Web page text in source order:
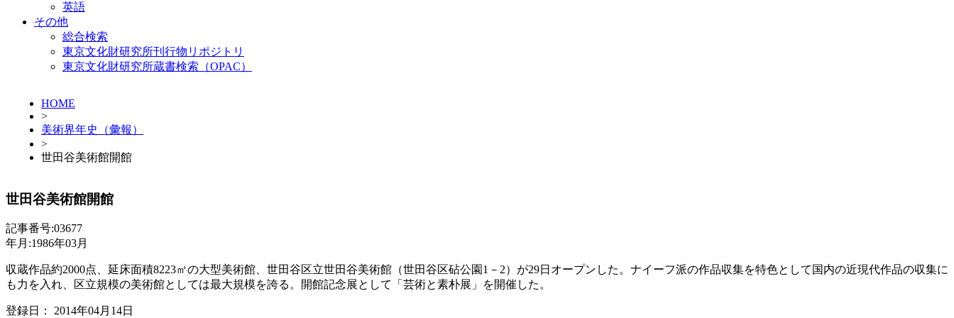
英語
その他
総合検索
東京文化財研究所刊行物リポジトリ
東京文化財研究所蔵書検索（OPAC）
HOME
>
美術界年史（彙報）
>
世田谷美術館開館
世田谷美術館開館
記事番号:03677
年月:1986年03月
収蔵作品約2000点、延床面積8223㎡の大型美術館、世田谷区立世田谷美術館（世田谷区砧公園1－2）が29日オープンした。ナイーフ派の作品収集を特色として国内の近現代作品の収集に
も力を入れ、区立規模の美術館としては最大規模を誇る。開館記念展として「芸術と素朴展」を開催した。
登録日： 2014年04月14日